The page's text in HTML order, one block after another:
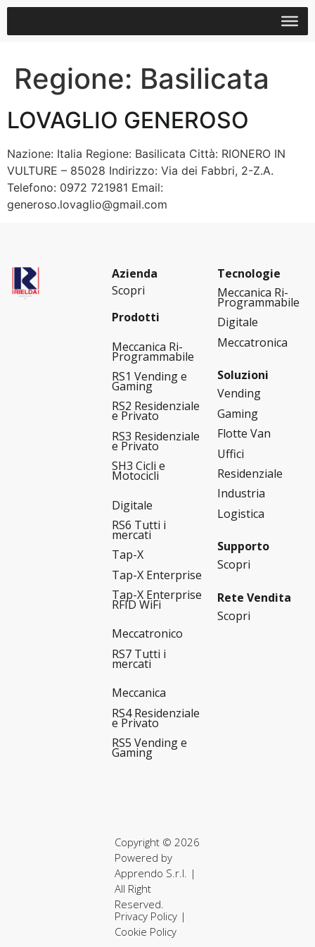
Regione: Basilicata
LOVAGLIO GENEROSO
Nazione: Italia Regione: Basilicata Città: RIONERO IN
VULTURE – 85028 Indirizzo: Via dei Fabbri, 2-Z.A.
Telefono: 0972 721981 Email:
generoso.lovaglio@gmail.com
Azienda
Scopri
Prodotti
Meccanica Ri-
Programmabile
RS1 Vending e
Gaming
RS2 Residenziale
e Privato
RS3 Residenziale
e Privato
SH3 Cicli e
Motocicli
Digitale
RS6 Tutti i
mercati
Tap-X
Tap-X Enterprise
Tap-X Enterprise
RFID WiFi
Meccatronico
RS7 Tutti i
mercati
Meccanica
RS4 Residenziale
e Privato
RS5 Vending e
Gaming
Tecnologie
Meccanica Ri-
Programmabile
Digitale
Meccatronica
Soluzioni
Vending
Gaming
Flotte Van
Uffici
Residenziale
Industria
Logistica
Supporto
Scopri
Rete Vendita
Scopri
Copyright © 2026
Powered by
Apprendo S.r.l. |
All Right
Reserved.
Privacy Policy|
Cookie Policy